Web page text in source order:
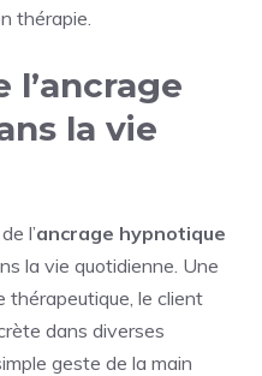
thérapie.
la vie
l’ancrage hypnotique
la vie quotidienne. Une
thérapeutique, le client
dans diverses
geste de la main